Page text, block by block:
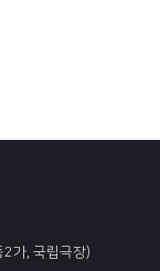
가, 국립극장)